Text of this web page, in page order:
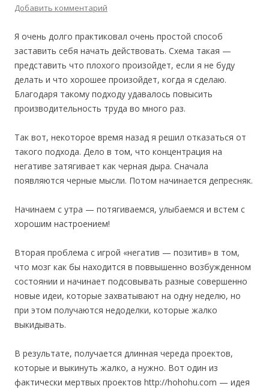
Добавить комментарий
Я очень долго практиковал очень простой способ
заставить себя начать действовать. Схема такая —
представить что плохого произойдет, если я не буду
делать и что хорошее произойдет, когда я сделаю.
Благодаря такому подходу удавалось повысить
производительность труда во много раз.
Так вот, некоторое время назад я решил отказаться от
такого подхода. Дело в том, что концентрация на
негативе затягивает как черная дыра. Сначала
появляются черные мысли. Потом начинается депресняк.
Начинаем с утра — потягиваемся, улыбаемся и встем с
хорошим настроением!
Вторая проблема с игрой «негатив — позитив» в том,
что мозг как бы находится в поввышенно возбужденном
состоянии и начинает подсовывать разные совершенно
новые идеи, которые захватывают на одну неделю, но
при этом получаются недоделки, которые жалко
выкидывать.
В результате, получается длинная череда проектов,
которые и выкинуть жалко, а нужно. Вот один из
фактически мертвых проектов http://hohohu.com — идея